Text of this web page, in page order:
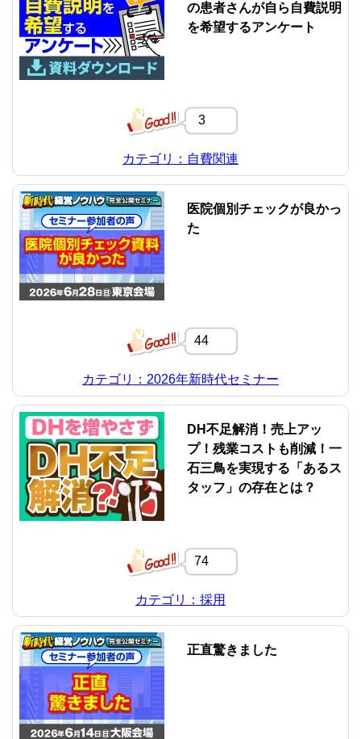
の患者さんが自ら自費説明
を希望するアンケート
3
カテゴリ：自費関連
医院個別チェックが良かっ
た
44
カテゴリ：2026年新時代セミナー
DH不足解消！売上アッ
プ！残業コストも削減！一
石三鳥を実現する「あるス
タッフ」の存在とは？
74
カテゴリ：採用
正直驚きました